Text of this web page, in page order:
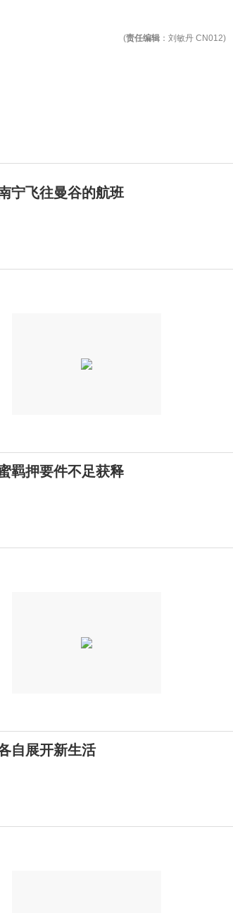
(责任编辑 ：刘敏丹 CN012)
宁飞往曼谷的航班
羁押要件不足获释
自展开新生活